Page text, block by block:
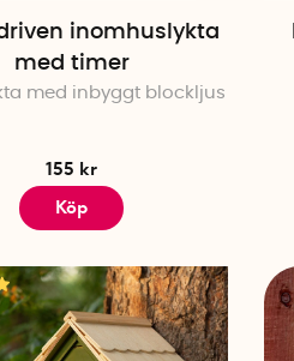
inomhuslykta
med timer
med inbyggt blockljus
155 kr
Köp